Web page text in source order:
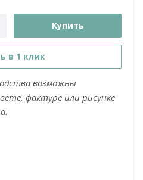
Купить
в 1 клик
возможны
фактуре или рисунке